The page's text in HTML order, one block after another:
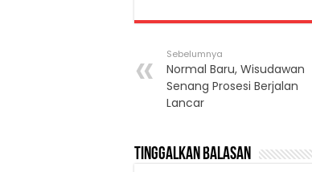
Sebelumnya
Normal Baru, Wisudawan
Senang Prosesi Berjalan
Lancar
Tinggalkan Balasan